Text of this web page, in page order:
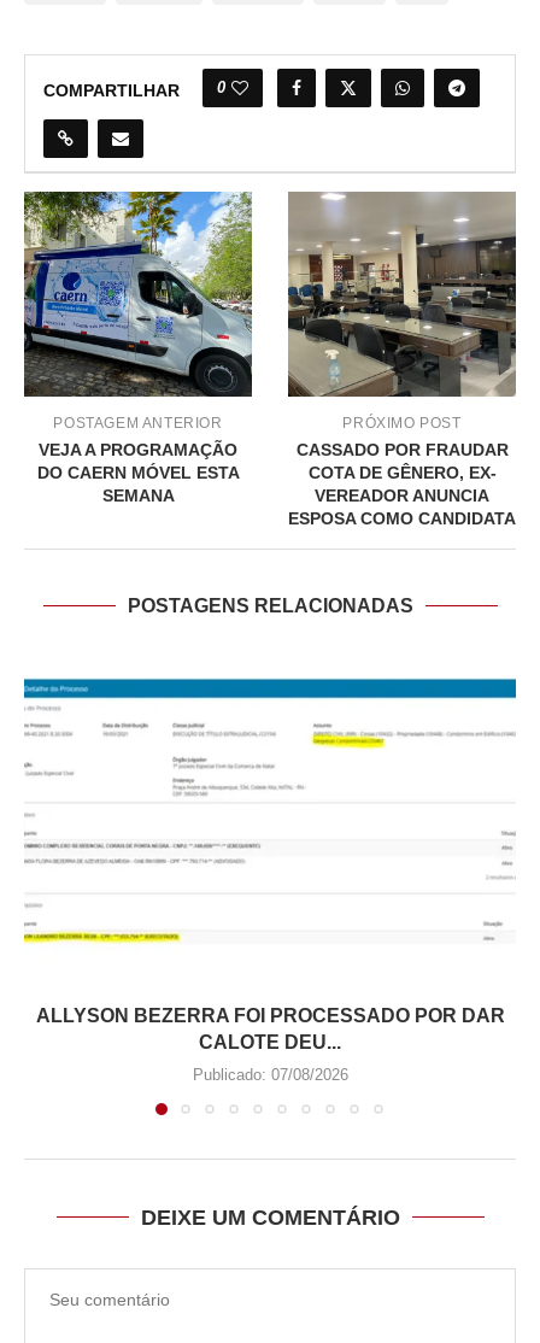
COMPARTILHAR 0
POSTAGEM ANTERIOR
VEJA A PROGRAMAÇÃO
DO CAERN MÓVEL ESTA
SEMANA
PRÓXIMO POST
CASSADO POR FRAUDAR
COTA DE GÊNERO, EX-
VEREADOR ANUNCIA
ESPOSA COMO CANDIDATA
POSTAGENS RELACIONADAS
ALLYSON BEZERRA FOI PROCESSADO POR DAR
CALOTE DEU...
Publicado: 07/08/2026
DEIXE UM COMENTÁRIO